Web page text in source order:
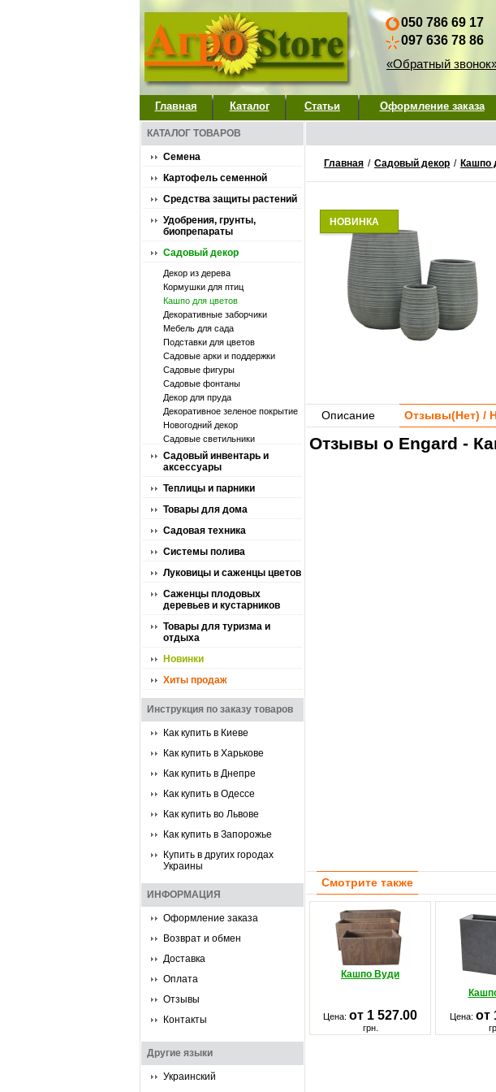
050 786 69 17
097 636 78 86
«Обратный
Главная Каталог Статьи Оформление заказа
КАТАЛОГ ТОВАРОВ
Семена
Картофель семенной
Средства защиты растений
Удобрения, грунты,
биопрепараты
Садовый декор
Декор из дерева
Кормушки для птиц
Кашпо для цветов
Декоративные заборчики
Мебель для сада
Подставки для цветов
Садовые арки и поддержки
Садовые фигуры
Садовые фонтаны
Декор для пруда
Декоративное зеленое покрытие
Новогодний декор
Садовые светильники
Садовый инвентарь и
аксессуары
Теплицы и парники
Товары для дома
Садовая техника
Системы полива
Луковицы и саженцы цветов
Саженцы плодовых
деревьев и кустарников
Товары для туризма и
отдыха
Новинки
Хиты продаж
Инструкция по заказу товаров
Как купить в Киеве
Как купить в Харькове
Как купить в Днепре
Как купить в Одессе
Как купить во Львове
Как купить в Запорожье
Купить в других городах
Украины
ИНФОРМАЦИЯ
Оформление заказа
Возврат и обмен
Доставка
Оплата
Отзывы
Контакты
Другие языки
Украинский
Главная / Садовый декор / Кашпо
НОВИНКА
Описание Отзывы(Нет) /
Отзывы о Engard -
Смотрите также
Кашпо Вуди
Цена: от 1 527.00
грн.
Цена: от